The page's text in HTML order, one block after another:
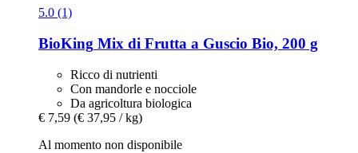
5.0 (1)
BioKing Mix di Frutta a Guscio Bio, 200 g
Ricco di nutrienti
Con mandorle e nocciole
Da agricoltura biologica
€ 7,59 (€ 37,95 / kg)
Al momento non disponibile